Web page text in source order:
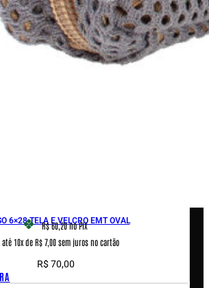
6×28 TELA E VELCRO EMT OVAL
R$ 60,20no PIX
até 10x de R$ 7,00 sem juros no cartão
R$ 70,00
Loja
Outlet
Quem somos